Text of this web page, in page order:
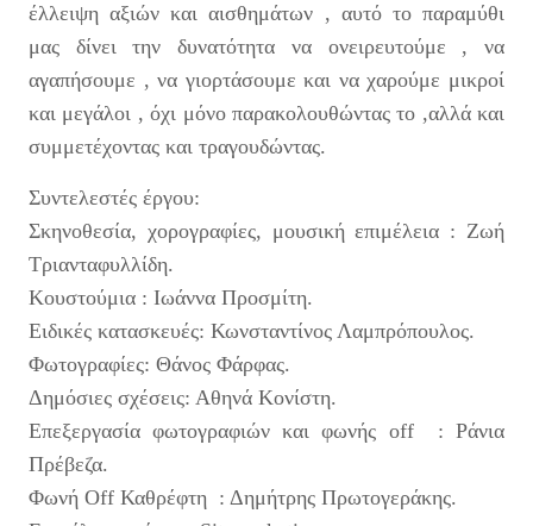
έλλειψη αξιών και αισθημάτων , αυτό το παραμύθι
μας δίνει την δυνατότητα να ονειρευτούμε , να
αγαπήσουμε , να γιορτάσουμε και να χαρούμε μικροί
και μεγάλοι , όχι μόνο παρακολουθώντας το ,αλλά και
συμμετέχοντας και τραγουδώντας.
Συντελεστές έργου:
Σκηνοθεσία, χορογραφίες, μουσική επιμέλεια : Ζωή
Τριανταφυλλίδη.
Κουστούμια : Ιωάννα Προσμίτη.
Ειδικές κατασκευές: Κωνσταντίνος Λαμπρόπουλος.
Φωτογραφίες: Θάνος Φάρφας.
Δημόσιες σχέσεις: Αθηνά Κονίστη.
Επεξεργασία φωτογραφιών και φωνής off : Ράνια
Πρέβεζα.
Φωνή Off Καθρέφτη : Δημήτρης Πρωτογεράκης.